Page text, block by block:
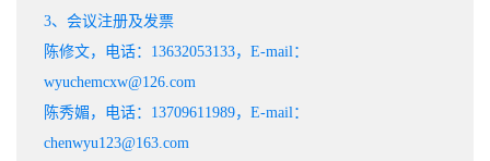
3、会议注册及发票
陈修文，电话：13632053133，E-mail：
wyuchemcxw@126.com
陈秀媚，电话：13709611989，E-mail：
chenwyu123@163.com